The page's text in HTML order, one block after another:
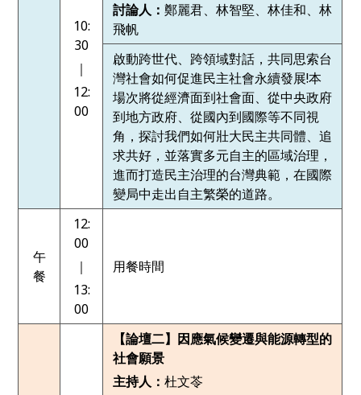
10:
30
｜
12:
00
討論人：鄭麗君、林智堅、林佳和、林
飛帆
啟動跨世代、跨領域對話，共同思索台
灣社會如何促進民主社會永續發展!本
場次將從經濟面到社會面、從中央政府
到地方政府、從國內到國際等不同視
角，探討我們如何壯大民主共同體、追
求共好，並落實多元自主的區域治理，
進而打造民主治理的台灣典範，在國際
變局中走出自主繁榮的道路。
午
餐
12:
00
｜
13:
00
用餐時間
【論壇二】因應氣候變遷與能源轉型的
社會願景
主持人：杜文苓